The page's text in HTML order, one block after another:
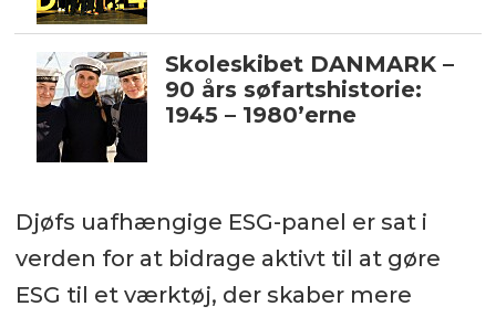
Skoleskibet DANMARK –
90 års søfartshistorie:
1945 – 1980’erne
Djøfs uafhængige ESG-panel er sat i
verden for at bidrage aktivt til at gøre
ESG til et værktøj, der skaber mere